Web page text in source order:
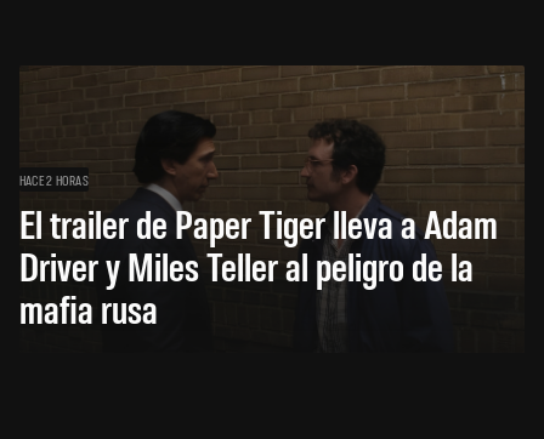
HACE 2 HORAS
El trailer de Paper Tiger lleva a Adam
Driver y Miles Teller al peligro de la
mafia rusa